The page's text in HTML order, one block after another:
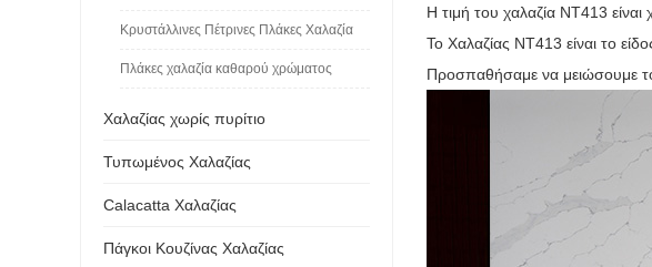
Η τιμή του χαλαζία NT413
Το Χαλαζίας NT413 είναι το
Προσπαθήσαμε να μειώσουμε
Κρυστάλλινες Πέτρινες Πλάκες Χαλαζία
Πλάκες χαλαζία καθαρού χρώματος
Χαλαζίας χωρίς πυρίτιο
Τυπωμένος Χαλαζίας
Calacatta Χαλαζίας
Πάγκοι Κουζίνας Χαλαζίας